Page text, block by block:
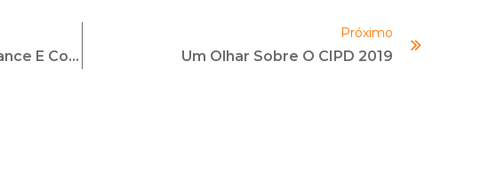
o
volume.
Conheça A Carreira Em Compliance E Como Se Especializar
Próximo
Um Olhar Sobre O CIPD 2019